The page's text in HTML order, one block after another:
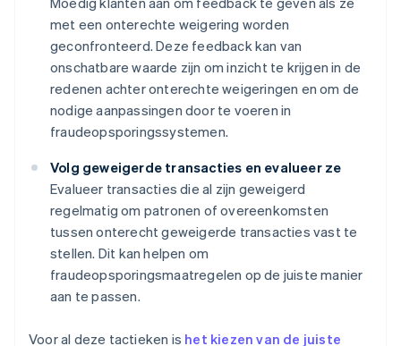
met een onterechte weigering worden
geconfronteerd. Deze feedback kan van
onschatbare waarde zijn om inzicht te krijgen in de
redenen achter onterechte weigeringen en om de
nodige aanpassingen door te voeren in
fraudeopsporingssystemen.
Volg geweigerde transacties en evalueer ze
Evalueer transacties die al zijn geweigerd
regelmatig om patronen of overeenkomsten
tussen onterecht geweigerde transacties vast te
stellen. Dit kan helpen om
fraudeopsporingsmaatregelen op de juiste manier
aan te passen.
Voor al deze tactieken is het kiezen van de juiste